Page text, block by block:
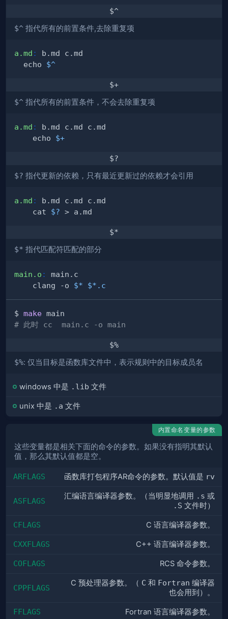
$^
$^ 指代所有的前置条件,去除重复项
a.md :
  echo
$^
$+
$^ 指代所有的前置条件，不会去除重复项
a.md :
	echo
$+
$?
$? 指代更新的依赖，只有最近更新过的依赖才会引用
a.md :
	cat
$?
$*
$* 指代匹配符匹配的部分
main.o :
	clang -o
$* $*.c
$ make
# 此时 cc  main.c -o main
$%
$%: 仅当目标是函数库文件中，表示规则中的目标成员名
windows 中是 .lib 文件
unix 中是 .a 文件
内置命名变量的参数
这些变量都是相关下面的命令的参数。如果没有指明其默认
值，那么其默认值都是空。
ARFLAGS 函数库打包程序AR命令的参数。默认值是 rv
ASFLAGS
汇编语言编译器参数。（当明显地调用 .s 或
.S 文件时）
CFLAGS C 语言编译器参数。
CXXFLAGS C++ 语言编译器参数。
COFLAGS RCS 命令参数。
CPPFLAGS
C 预处理器参数。（ C 和 Fortran 编译器
也会用到）。
FFLAGS Fortran 语言编译器参数。